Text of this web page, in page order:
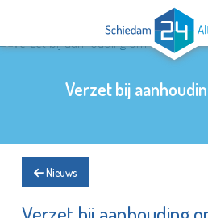
Verzet bij
Nieuws